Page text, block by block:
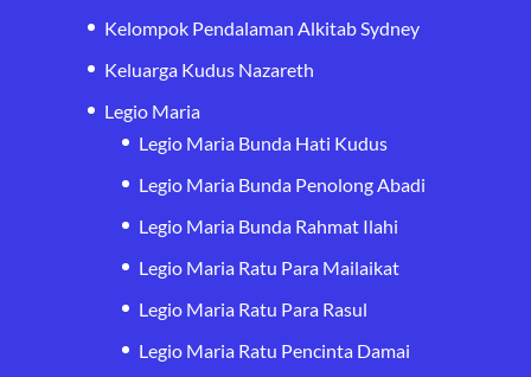
Kelompok Pendalaman Alkitab Sydney
Keluarga Kudus Nazareth
Legio Maria
Legio Maria Bunda Hati Kudus
Legio Maria Bunda Penolong Abadi
Legio Maria Bunda Rahmat Ilahi
Legio Maria Ratu Para Mailaikat
Legio Maria Ratu Para Rasul
Legio Maria Ratu Pencinta Damai